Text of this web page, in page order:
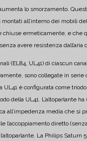
lo smorzamento.
all’interno dei mobili
chiuse ermeticamente, e che
avere resistenza dall’aria
(EL84, UL41) di ciascun
sono collegate in serie
UL41 è configurata come triodo.
della UL41. L’altoparlante
all’impedenza media che si
l’accoppiamento diretto
La Philips Saturn